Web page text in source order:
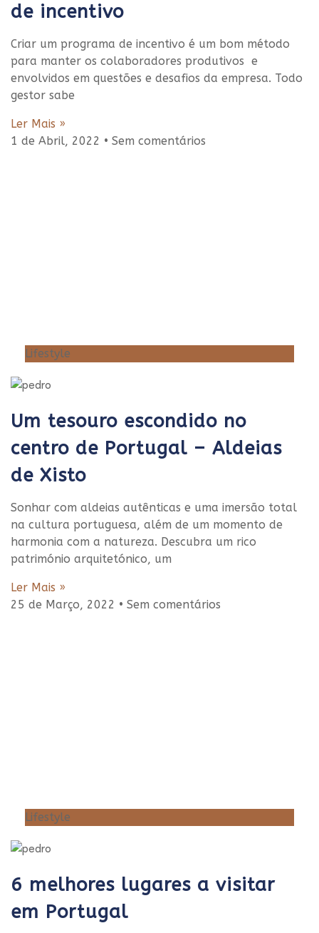
de incentivo
Criar um programa de incentivo é um bom método
para manter os colaboradores produtivos e
envolvidos em questões e desafios da empresa. Todo
gestor sabe
Ler Mais »
1 de Abril, 2022
Sem comentários
Lifestyle
Um tesouro escondido no
centro de Portugal – Aldeias
de Xisto
Sonhar com aldeias autênticas e uma imersão total
na cultura portuguesa, além de um momento de
harmonia com a natureza. Descubra um rico
património arquitetónico, um
Ler Mais »
25 de Março, 2022
Sem comentários
Lifestyle
6 melhores lugares a visitar
em Portugal